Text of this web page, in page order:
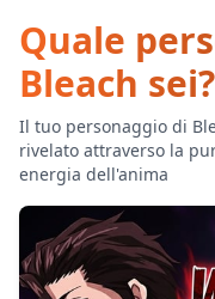
Quale
Bleach sei?
Il tuo personaggio di
rivelato attraverso la
energia dell'anima